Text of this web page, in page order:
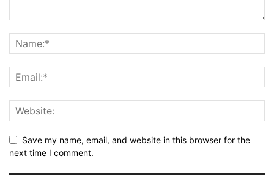
Save my name, email, and website in this browser for the
next time I comment.